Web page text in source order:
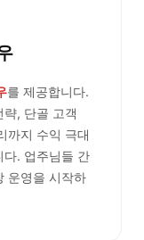
를 제공합니다.
, 단골 고객
까지 수익 극대
다. 업주님들 간
운영을 시작하